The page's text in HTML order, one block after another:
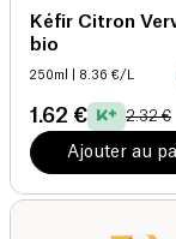
Kéfir Citron
bio
250ml | 8.36 €/L
1.62 € 2.32 €
Ajouter au